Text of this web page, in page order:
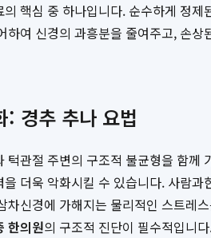
핵심 중 하나입니다. 순수하게 정
하여 신경의 과흥분을 줄여주고, 손
: 경추 추나 요법
턱관절 주변의 구조적 불균형을 함
더욱 악화시킬 수 있습니다. 사람
차신경에 가해지는 물리적인 스트레
한의원의 구조적 진단이 필수적입니